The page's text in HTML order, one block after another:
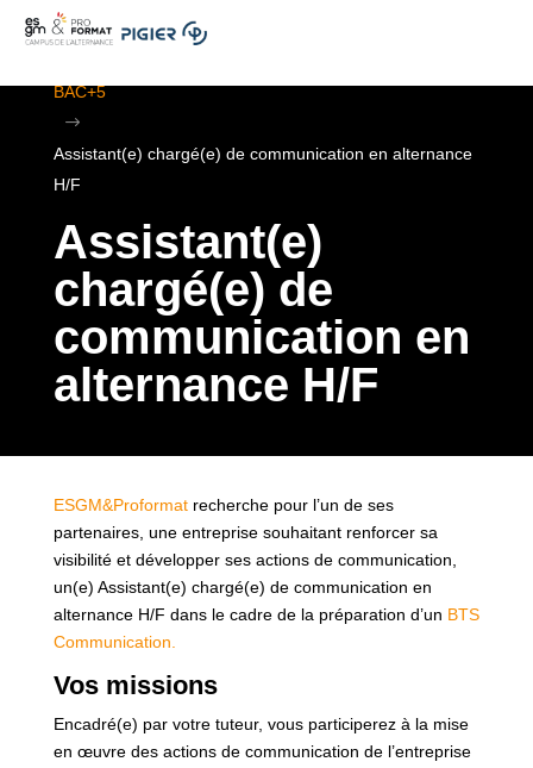
BAC+5
$
Assistant(e) chargé(e) de communication en alternance
H/F
Assistant(e)
chargé(e) de
communication en
alternance H/F
ESGM&Proformatrecherche pour l’un de ses
partenaires, une entreprise souhaitant renforcer sa
visibilité et développer ses actions de communication,
un(e) Assistant(e) chargé(e) de communication en
alternance H/F dans le cadre de la préparation d’un BTS
Communication.
Vos missions
Encadré(e) par votre tuteur, vous participerez à la mise
en œuvre des actions de communication de l’entreprise